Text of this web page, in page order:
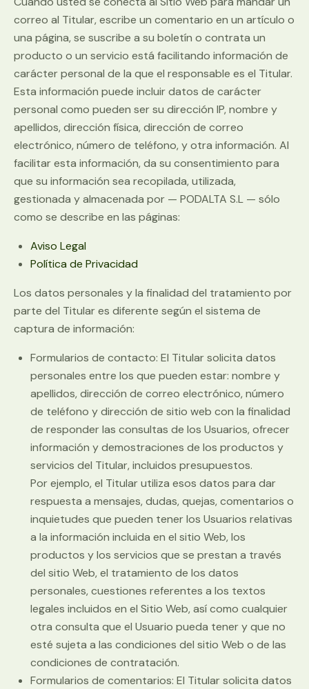
correo al Titular, escribe un comentario en un artículo o
una página, se suscribe a su boletín o contrata un
producto o un servicio está facilitando información de
carácter personal de la que el responsable es el Titular.
Esta información puede incluir datos de carácter
personal como pueden ser su dirección IP, nombre y
apellidos, dirección física, dirección de correo
electrónico, número de teléfono, y otra información. Al
facilitar esta información, da su consentimiento para
que su información sea recopilada, utilizada,
gestionada y almacenada por — PODALTA S.L — sólo
como se describe en las páginas:
Aviso Legal
Política de Privacidad
Los datos personales y la finalidad del tratamiento por
parte del Titular es diferente según el sistema de
captura de información:
Formularios de contacto: El Titular solicita datos
personales entre los que pueden estar: nombre y
apellidos, dirección de correo electrónico, número
de teléfono y dirección de sitio web con la finalidad
de responder las consultas de los Usuarios, ofrecer
información y demostraciones de los productos y
servicios del Titular, incluidos presupuestos.
Por ejemplo, el Titular utiliza esos datos para dar
respuesta a mensajes, dudas, quejas, comentarios o
inquietudes que pueden tener los Usuarios relativas
a la información incluida en el sitio Web, los
productos y los servicios que se prestan a través
del sitio Web, el tratamiento de los datos
personales, cuestiones referentes a los textos
legales incluidos en el Sitio Web, así como cualquier
otra consulta que el Usuario pueda tener y que no
esté sujeta a las condiciones del sitio Web o de las
condiciones de contratación.
Formularios de comentarios: El Titular solicita datos